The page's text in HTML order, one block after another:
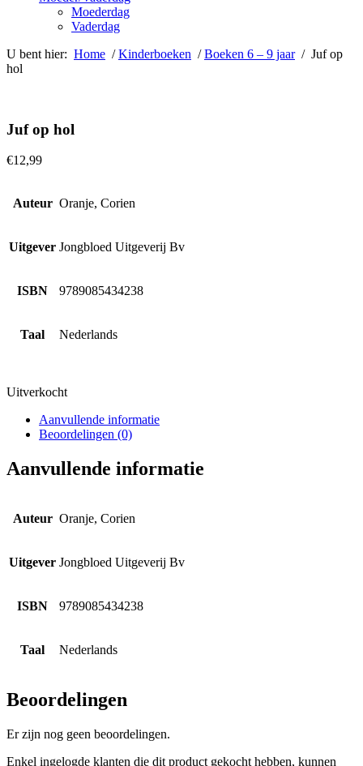
Moederdag
Vaderdag
U bent hier: Home /Kinderboeken /Boeken 6 – 9 jaar/ Juf op
hol
Juf op hol
€12,99
Auteur Oranje, Corien
Uitgever Jongbloed Uitgeverij Bv
ISBN 9789085434238
Taal Nederlands
Uitverkocht
Aanvullende informatie
Beoordelingen (0)
Aanvullende informatie
Auteur Oranje, Corien
Uitgever Jongbloed Uitgeverij Bv
ISBN 9789085434238
Taal Nederlands
Beoordelingen
Er zijn nog geen beoordelingen.
Enkel ingelogde klanten die dit product gekocht hebben, kunnen